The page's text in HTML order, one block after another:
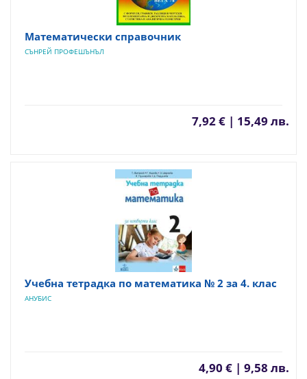
Математически справочник
СЪНРЕЙ ПРОФЕШЪНЪЛ
7,92 € | 15,49 лв.
Учебна тетрадка по математика № 2 за 4. клас
АНУБИС
4,90 € | 9,58 лв.